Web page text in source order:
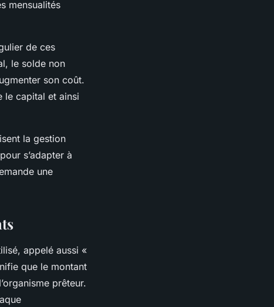
mensualités
de ces
le solde non
son coût.
le capital et ainsi
la gestion
s’adapter à
une
appelé aussi «
que le montant
prêteur.